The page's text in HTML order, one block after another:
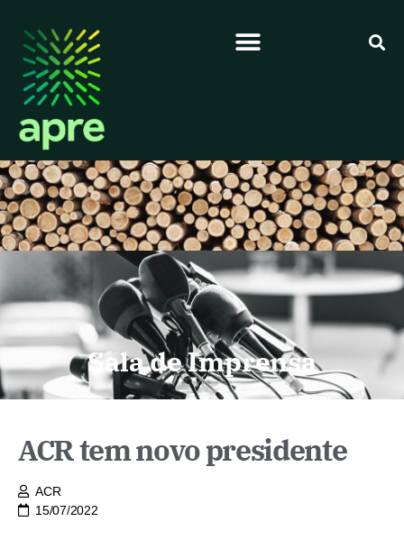
Sala de Imprensa
ACR tem novo presidente
ACR
15/07/2022